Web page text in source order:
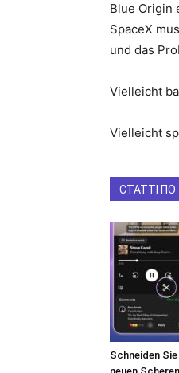
Blue Origin
SpaceX
und das
Vielleicht
Vielleicht
СТАТТІ ПО
Schneiden